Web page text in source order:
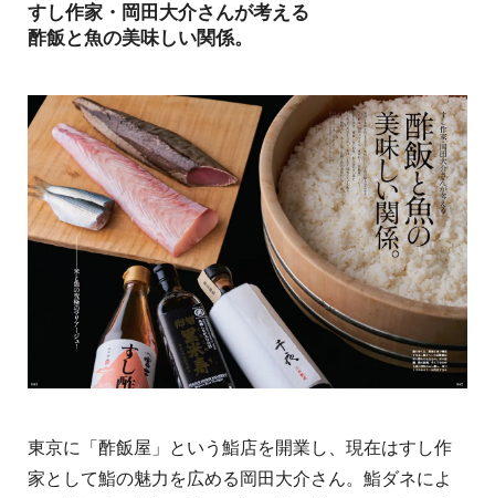
すし作家・岡田大介さんが考える
酢飯と魚の美味しい関係。
東京に「酢飯屋」という鮨店を開業し、現在はすし作
家として鮨の魅力を広める岡田大介さん。鮨ダネによ